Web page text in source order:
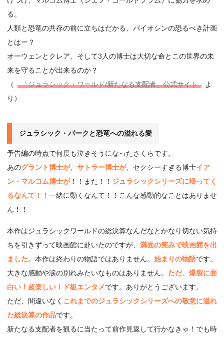
る。
人類と恐竜の共存の前に立ちはだかる、バイオシンの恐るべき計画
とはー？
オーウェンとクレア、そして3人の博士は大切な命とこの世界の未
来を守ることが出来るのか？
（
「ジュラシック・ワールド/新たなる支配者」公式サイト
よ
り）
ジュラシック・パークと恐竜への溢れる愛
予告編の時点で何度も泣きそうになったさくらです。
あのグラント博士が、 サトラー博士が、セクシーすぎる博士イア
ン・マルコム博士が！！また！！ ジュラシックシリーズに帰ってく
るなんて！！ 一緒に動くなんて！！こんな感動的なことはありませ
ん！！
本作はジュラシックワールドの総決算なんだなとかなり切ない気持
ちを引きずって映画館に赴いたのですが、 満面の笑みで映画館を出
ました。本作は終わりの物語ではありません。 始まりの物語です。
大きな感動や涙の別れみたいなものはありません。 ただ、爆裂に面
白い！超楽しい！ド級エンタメです。ありがとうございます。
ただ、間違いなく これまでのジュラシックシリーズへの敬意に溢れ
た総決算の作品です。
新たなる支配者を観るに当たって前作見返して行かなきゃ！でも時